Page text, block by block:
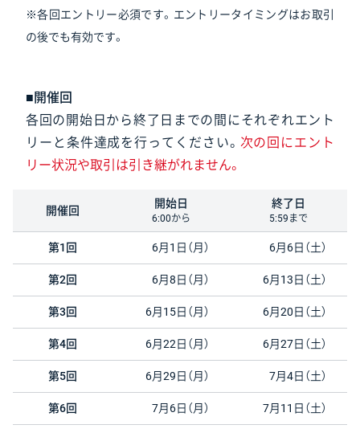
※各回エントリー必須です。エントリータイミングはお取引
の後でも有効です。
■開催回
各回の開始日から終了日までの間にそれぞれエント
リーと条件達成を行ってください。 次の回にエント
リー状況や取引は引き継がれません。
開催回
開始日
6:00から
終了日
5:59まで
第1回 6月1日（月） 6月6日（土）
第2回 6月8日（月） 6月13日（土）
第3回 6月15日（月） 6月20日（土）
第4回 6月22日（月） 6月27日（土）
第5回 6月29日（月） 7月4日（土）
第6回 7月6日（月） 7月11日（土）